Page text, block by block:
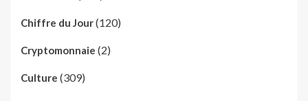
Chiffre du Jour(120)
Cryptomonnaie (2)
Culture (309)